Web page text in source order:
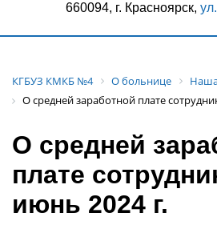
660094, г. Красноярск,
КГБУЗ КМКБ №4 О больнице
О средней заработной плате
О средней
плате
июнь 2024 г.